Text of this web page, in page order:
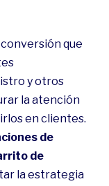
que
y otros
la atención
en clientes.
de
de
la estrategia